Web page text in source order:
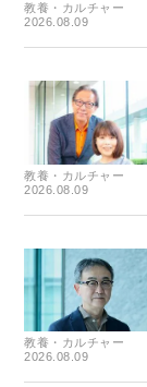
教養・カルチャー
2026.08.09
教養・カルチャー
2026.08.09
教養・カルチャー
2026.08.09